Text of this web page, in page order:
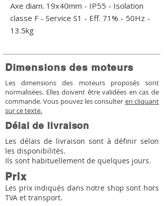
Axe diam. 19x40mm - IP55 - Isolation
classe F - Service S1 - Eff. 71% - 50Hz -
13.5kg
Dimensions des moteurs
Les dimensions des moteurs proposés sont
normalisées. Elles doivent être validées en cas de
commande. Vous pouvez les consulter en cliquant
sur ce texte.
Délai de livraison
Les délais de livraison sont à définir selon
les disponibilités.
Ils sont habituellement de quelques jours.
Prix
Les prix indiqués dans notre shop sont hors
TVA et transport.